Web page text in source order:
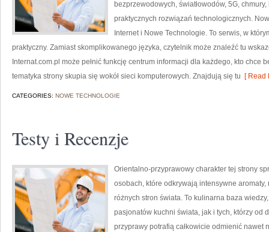
bezprzewodowych, światłowodów, 5G,
praktycznych rozwiązań technologicznych.
Internet i Nowe Technologie. To serwis, w
praktyczny. Zamiast skomplikowanego języka, czytelnik może znaleźć tu
Internat.com.pl może pełnić funkcję centrum informacji dla każdego, kto chce
tematyka strony skupia się wokół sieci komputerowych. Znajdują się tu [ Read
CATEGORIES: NOWE TECHNOLOGIE
Testy i Recenzje
Orientalno-przyprawowy charakter tej strony
osobach, które odkrywają intensywne
różnych stron świata. To kulinarna baza
pasjonatów kuchni świata, jak i tych, którzy od
przyprawy potrafią całkowicie odmienić nawet